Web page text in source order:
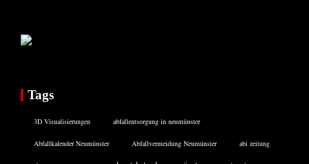
Tags
3D Visualisierungen abfallentsorgung in neumünster
Abfallkalender Neumünster Abfallvermeidung Neumünster abi zeitung